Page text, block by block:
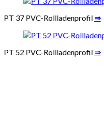
PT 37 PVC-Rollladenprofil ⇒
PT 52 PVC-Rollladenprofil ⇒